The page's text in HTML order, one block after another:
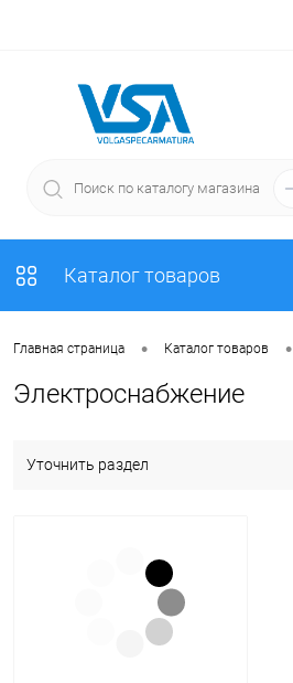
Каталог товаров
Главная страница • Каталог товаров •
Электроснабжение
Уточнить раздел